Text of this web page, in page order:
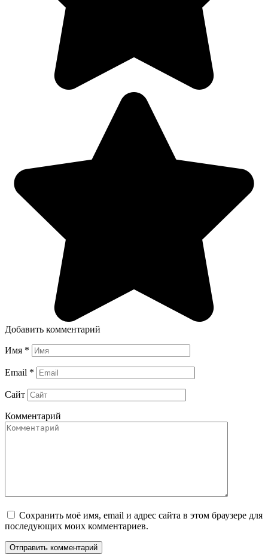
Добавить комментарий
Имя *
Email *
Сайт
Комментарий
Сохранить моё имя, email и адрес сайта в этом браузере для
последующих моих комментариев.